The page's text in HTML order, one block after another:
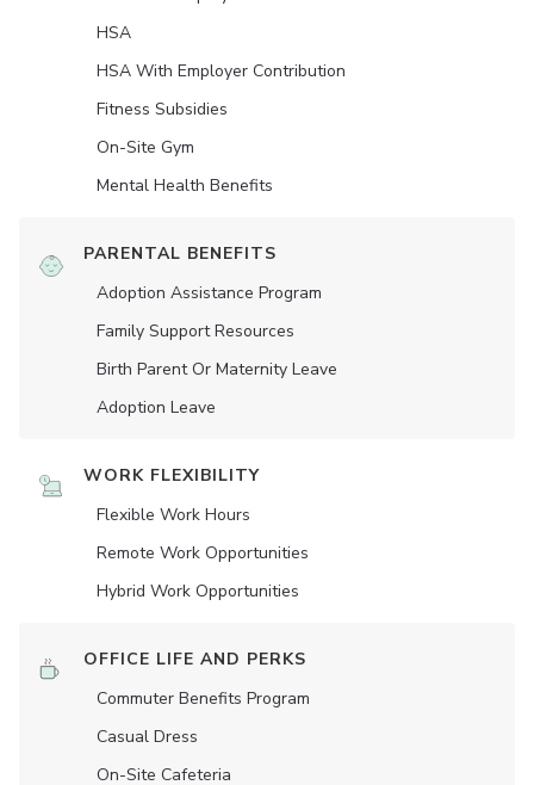
HSA
HSA With Employer Contribution
Fitness Subsidies
On-Site Gym
Mental Health Benefits
PARENTAL BENEFITS
Adoption Assistance Program
Family Support Resources
Birth Parent Or Maternity Leave
Adoption Leave
WORK FLEXIBILITY
Flexible Work Hours
Remote Work Opportunities
Hybrid Work Opportunities
OFFICE LIFE AND PERKS
Commuter Benefits Program
Casual Dress
On-Site Cafeteria